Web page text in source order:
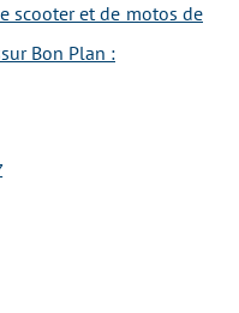
scooter et de motos de
Bon Plan :